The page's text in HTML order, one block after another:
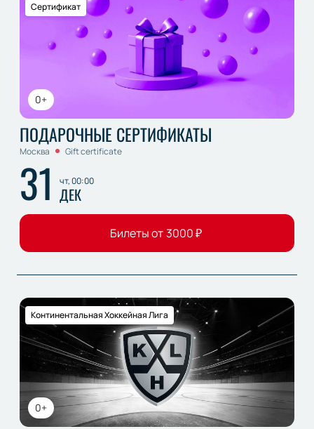
0+
Сертификат
ПОДАРОЧНЫЕ СЕРТИФИКАТЫ
Москва Gift certificate
31 чт, 00:00
ДЕК
Билеты от 3000₽
0+
Континентальная Хоккейная Лига